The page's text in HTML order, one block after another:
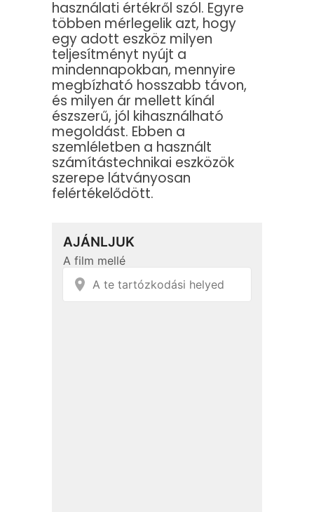
használati értékről szól. Egyre
többen mérlegelik azt, hogy
egy adott eszköz milyen
teljesítményt nyújt a
mindennapokban, mennyire
megbízható hosszabb távon,
és milyen ár mellett kínál
észszerű, jól kihasználható
megoldást. Ebben a
szemléletben a használt
számítástechnikai eszközök
szerepe látványosan
felértékelődött.